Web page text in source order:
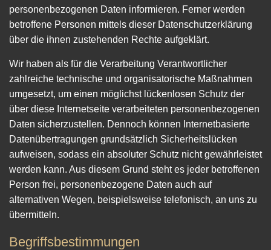
personenbezogenen Daten informieren. Ferner werden
betroffene Personen mittels dieser Datenschutzerklärung
über die ihnen zustehenden Rechte aufgeklärt.
Wir haben als für die Verarbeitung Verantwortlicher
zahlreiche technische und organisatorische Maßnahmen
umgesetzt, um einen möglichst lückenlosen Schutz der
über diese Internetseite verarbeiteten personenbezogenen
Daten sicherzustellen. Dennoch können Internetbasierte
Datenübertragungen grundsätzlich Sicherheitslücken
aufweisen, sodass ein absoluter Schutz nicht gewährleistet
werden kann. Aus diesem Grund steht es jeder betroffenen
Person frei, personenbezogene Daten auch auf
alternativen Wegen, beispielsweise telefonisch, an uns zu
übermitteln.
Begriffsbestimmungen